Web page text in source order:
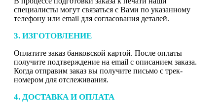
специалисты могут связаться с Вами по указанному
телефону или email для согласования деталей.
3. ИЗГОТОВЛЕНИЕ
Оплатите заказ банковской картой. После оплаты
получите подтверждение на email с описанием заказа.
Когда отправим заказ вы получите письмо с трек-
номером для отслеживания.
4. ДОСТАВКА И ОПЛАТА